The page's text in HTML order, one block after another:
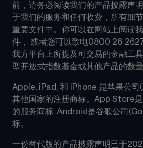
前，请务必阅读我们的产品披露声
于我们的服务和任何收费，所有细
重要文件中。你可以在网站上阅读
件， 或者您可以致电0800 26 2627
我方平台上所提及可交易的金融工
型开放式指数基金或其他产品的数
Apple, iPad, 和 iPhone 是苹果公司
其他国家的注册商标。App Store
的服务商标. Android是谷歌公司
标。
一份替代版的产品披露声明已于